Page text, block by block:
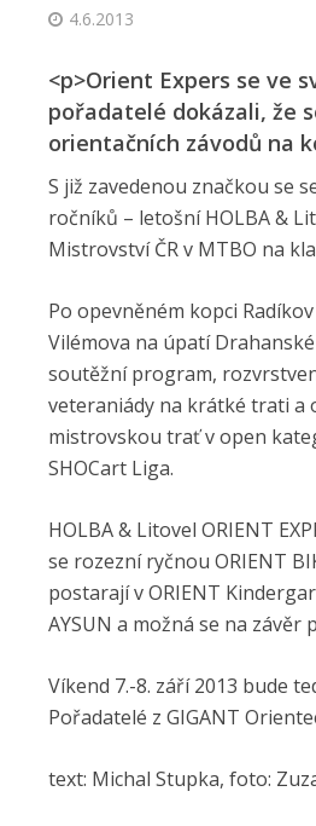
4.6.2013
<p>Orient Expers se ve
pořadatelé dokázali, že
orientačních závodů na
S již zavedenou značkou se
ročníků – letošní HOLBA &
Mistrovství ČR v MTBO na
Po opevněném kopci
Vilémova na úpatí
soutěžní program,
veteraniády na krátké trati a
mistrovskou trať v open
SHOCart Liga.
HOLBA & Litovel ORIENT
se rozezní ryčnou ORIENT
postarají v ORIENT
AYSUN a možná se na
Víkend 7.-8. září 2013 bude
Pořadatelé z GIGANT
text: Michal Stupka, foto: